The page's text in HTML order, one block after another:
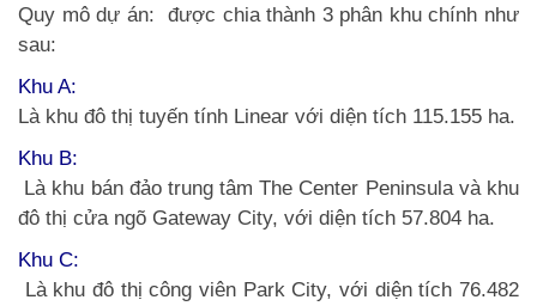
Quy mô dự án: được chia thành 3 phân khu chính như
sau:
Khu A:
Là khu đô thị tuyến tính Linear với diện tích 115.155 ha.
Khu B:
Là khu bán đảo trung tâm The Center Peninsula và khu
đô thị cửa ngõ Gateway City, với diện tích 57.804 ha.
Khu C:
Là khu đô thị công viên Park City, với diện tích 76.482